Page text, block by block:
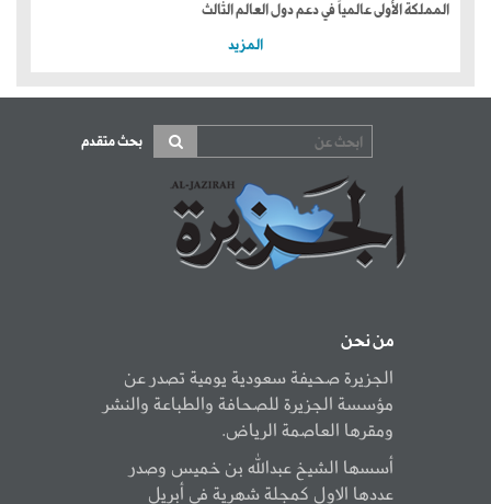
المملكة الأولى عالمياً في دعم دول العالم الثالث
المزيد
بحث متقدم
من نحن
الجزيرة صحيفة سعودية يومية تصدر عن
مؤسسة الجزيرة للصحافة والطباعة والنشر
ومقرها العاصمة الرياض.
أسسها الشيخ عبدالله بن خميس وصدر
عددها الاول كمجلة شهرية في أبريل